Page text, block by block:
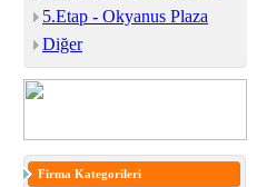
5.Etap - Okyanus Plaza
Diğer
Firma Kategorileri